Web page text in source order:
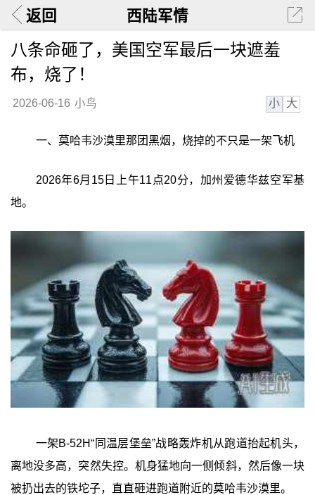
返回 西陆军情
八条命砸了，美国空军最后一块遮羞
布，烧了！
2026-06-16 小鸟 小 大
一、莫哈韦沙漠里那团黑烟，烧掉的不只是一架飞机
2026年6月15日上午11点20分，加州爱德华兹空军基
地。
一架B-52H“同温层堡垒”战略轰炸机从跑道抬起机头，
离地没多高，突然失控。机身猛地向一侧倾斜，然后像一块
被扔出去的铁坨子，直直砸进跑道附近的莫哈韦沙漠里。